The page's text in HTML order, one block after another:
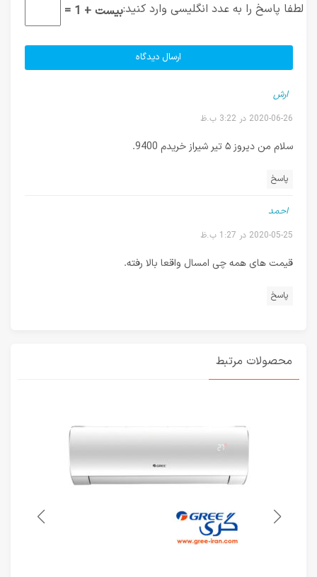
لطفا پاسخ را به عدد انگلیسی وارد کنید:بیست + 1 =
ارش
2020-06-26 در 3:22 ب.ظ
سلام من دیروز ۵ تیر شیراز خریدم 9400.
پاسخ
احمد
2020-05-25 در 1:27 ب.ظ
قیمت های همه چی امسال واقعا بالا رفته.
پاسخ
محصولات مرتبط